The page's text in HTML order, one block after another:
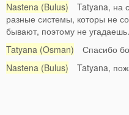
Nastena (Bulus) Tatyana, на
разные системы, которы не
бывают, поэтому не угадаешь.
Tatyana (Osman) Спасибо
Nastena (Bulus) Tatyana,